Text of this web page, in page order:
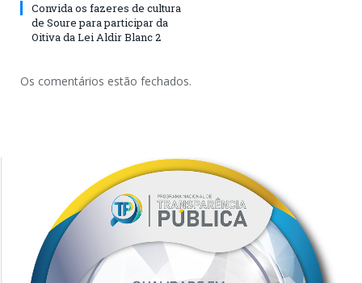
Convida os fazeres de cultura
de Soure para participar da
Oitiva da Lei Aldir Blanc 2
Os comentários estão fechados.